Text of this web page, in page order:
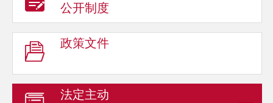
公开制度
政策文件
法定主动